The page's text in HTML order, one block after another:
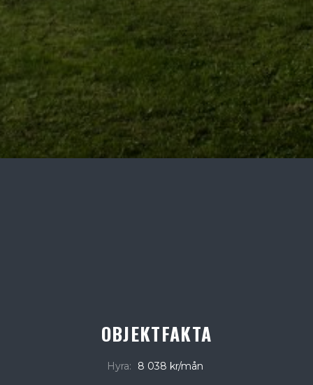
OBJEKTFAKTA
Hyra: 8 038 kr/mån